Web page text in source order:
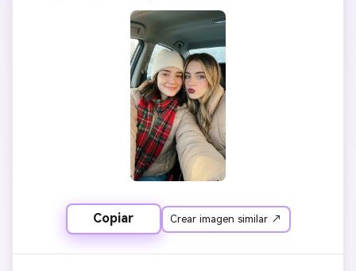
mechas y labial oscuro haciendo una expresión tierna,
dentro del coche, luz natural suave desde la ventana
lateral, ángulo íntimo en primer plano, ambiente cálido,
ligero grano nostálgico, momento genuino de amistad,
fotorrealismo 8K, estética acogedora de BFF invernal
Copiar Crear imagen similar ↗